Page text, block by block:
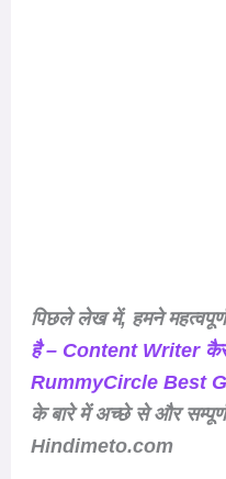
पिछले लेख में, हमने
है – Content Writer
RummyCircle Best
के बारे में अच्छे से और
Hindimeto.com